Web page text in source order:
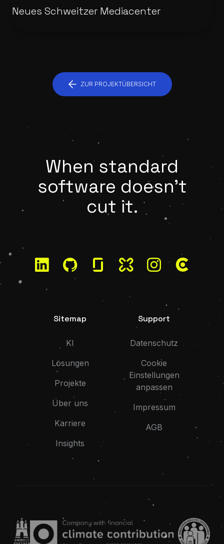
Neues Schweitzer Mediacenter
ZUR PROJEKTÜBERSICHT
When standard
software doesn't
cut it.
LinkedInGitHub GlassdoorKununuInstagramClutch
Sitemap
KI
Lösungen
Projekte
Über uns
Karriere
Insights
Support
Datenschutz
Cookie
Einstellungen
anpassen
Impressum
AGB